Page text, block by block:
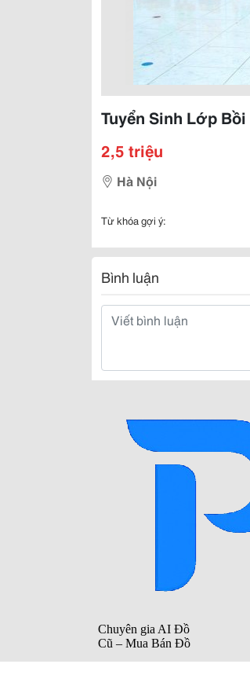
Tuyển Sinh Lớp
2,5 triệu
Hà Nội
Từ khóa gợi ý:
Bình luận